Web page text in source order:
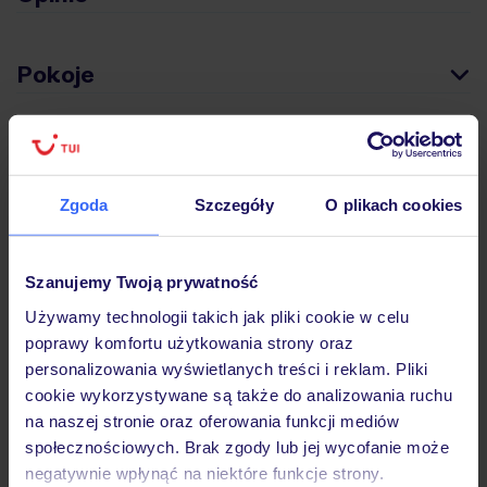
Zgoda Szczegóły O plikach cookies
Szanujemy Twoją prywatność
Używamy technologii takich jak pliki cookie w celu
poprawy komfortu użytkowania strony oraz
personalizowania wyświetlanych treści i reklam. Pliki
cookie wykorzystywane są także do analizowania ruchu
na naszej stronie oraz oferowania funkcji mediów
społecznościowych. Brak zgody lub jej wycofanie może
negatywnie wpłynąć na niektóre funkcje strony.
Pokoje
Wyżywienie
Atrakcje
Ważne informacje
Często zadawane pytania
Jak zmienić uczestników/osobę zgłaszającą?
Czy w Hotelu będzie przedstawiciel TUI?